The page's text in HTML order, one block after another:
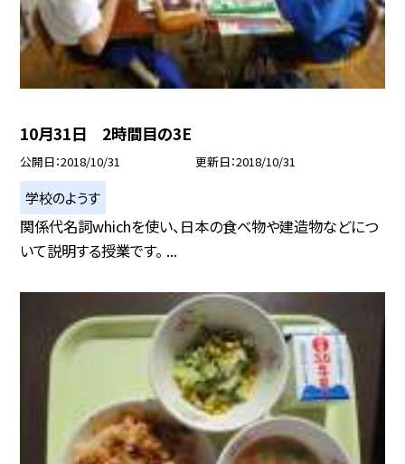
10月31日 2時間目の3E
公開日 2018/10/31 更新日 2018/10/31
学校のようす
関係代名詞whichを使い、日本の食べ物や建造物などにつ
いて説明する授業です。 ...